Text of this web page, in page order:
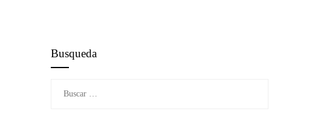
Busqueda